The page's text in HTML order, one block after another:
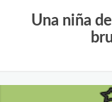
Una niña